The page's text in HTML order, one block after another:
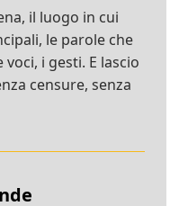
il luogo in cui
le parole che
i gesti. E lascio
censure, senza